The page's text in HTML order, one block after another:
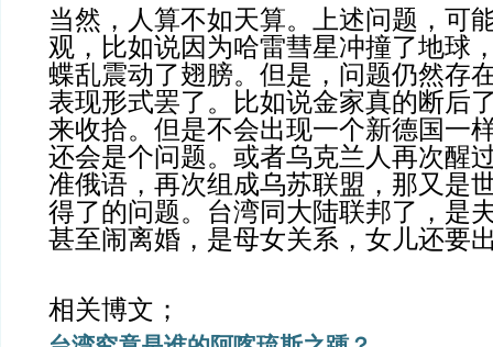
当然，人算不如天算。上述问题，可
观，比如说因为哈雷彗星冲撞了地球
蝶乱震动了翅膀。但是，问题仍然存
表现形式罢了。比如说金家真的断后
来收拾。但是不会出现一个新德国一
还会是个问题。或者乌克兰人再次醒
准俄语，再次组成乌苏联盟，那又是
得了的问题。台湾同大陆联邦了，是
甚至闹离婚，是母女关系，女儿还要
相关博文；